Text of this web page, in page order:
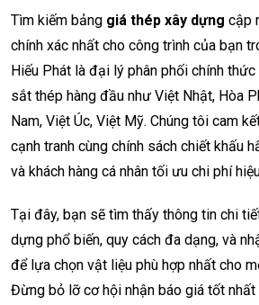
Tìm kiếm bảng giá thép xây dựng cập
chính xác nhất cho công trình của bạn
Hiếu Phát là đại lý phân phối chính
sắt thép hàng đầu như Việt Nhật, Hòa
Nam, Việt Úc, Việt Mỹ. Chúng tôi cam
cạnh tranh cùng chính sách chiết khấu
và khách hàng cá nhân tối ưu chi phí
Tại đây, bạn sẽ tìm thấy thông tin chi
dựng phổ biến, quy cách đa dạng, và
để lựa chọn vật liệu phù hợp nhất cho
Đừng bỏ lỡ cơ hội nhận báo giá tốt